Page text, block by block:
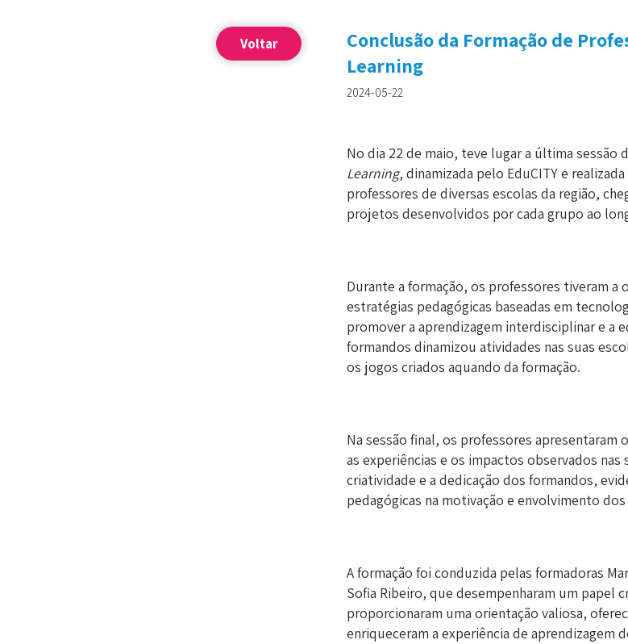
Voltar
Conclusão da Formação de
Learning
2024-05-22
No dia 22 de maio, teve lugar a última sessão
Learning, dinamizada pelo EduCITY e
professores de diversas escolas da região,
projetos desenvolvidos por cada grupo ao
Durante a formação, os professores tiveram
estratégias pedagógicas baseadas em
promover a aprendizagem interdisciplinar e a
formandos dinamizou atividades nas suas
os jogos criados aquando da formação.
Na sessão final, os professores
as experiências e os impactos observados
criatividade e a dedicação dos formandos,
pedagógicas na motivação e envolvimento
A formação foi conduzida pelas formadoras
Sofia Ribeiro, que desempenharam um papel
proporcionaram uma orientação valiosa,
enriqueceram a experiência de aprendizagem